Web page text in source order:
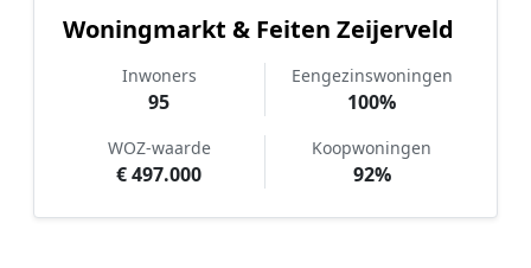
Woningmarkt & Feiten Zeijerveld
Inwoners
95
Eengezinswoningen
100%
WOZ-waarde
€ 497.000
Koopwoningen
92%